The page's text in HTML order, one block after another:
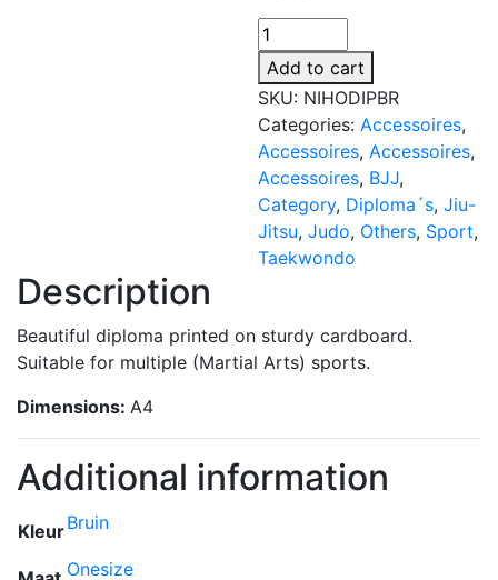
Diploma
Bruin
quantity
Add to cart
SKU: NIHODIPBR
Categories:Accessoires,
Accessoires,Accessoires,
Accessoires, BJJ,
Category, Diploma´s,Jiu-
Jitsu,Judo, Others, Sport,
Taekwondo
Description
Beautiful diploma printed on sturdy cardboard.
Suitable for multiple (Martial Arts) sports.
Dimensions: A4
Additional information
KleurBruin
Onesize